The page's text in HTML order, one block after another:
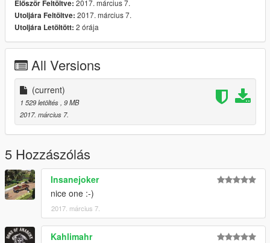
Először Feltöltve: 2017. március 7.
Utoljára Feltöltve: 2017. március 7.
Utoljára Letöltött: 2 órája
All Versions
(current)
1 529 letöltés , 9 MB
2017. március 7.
5 Hozzászólás
Insanejoker
nice one :-)
2017. március 7.
Kahlimahr